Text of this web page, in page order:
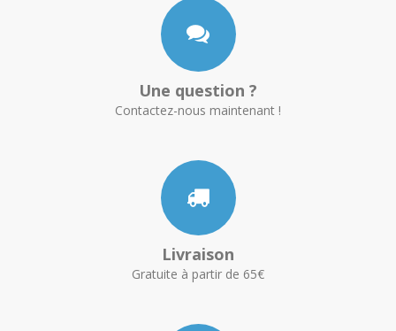
Une question ?
Contactez-nous maintenant !
Livraison
Gratuite à partir de 65€